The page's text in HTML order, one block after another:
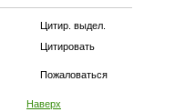
Цитир. выдел.
Цитировать
Пожаловаться
Наверх